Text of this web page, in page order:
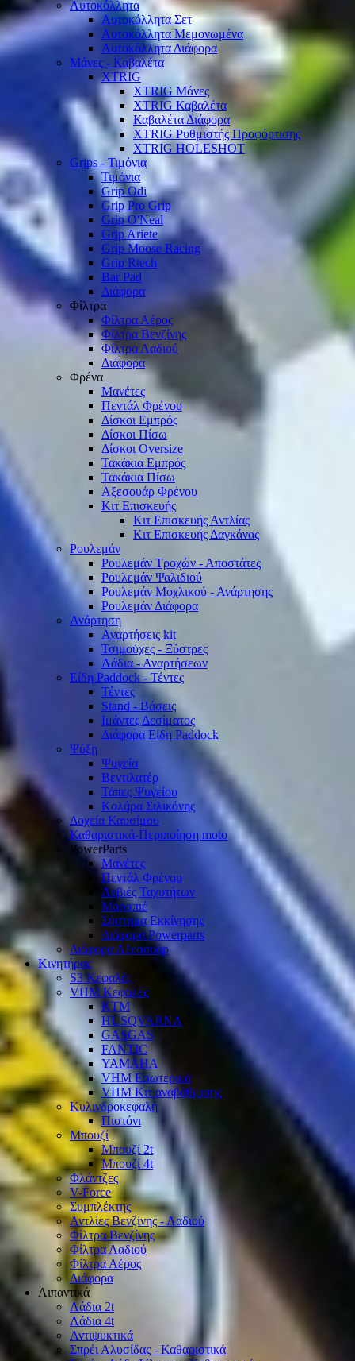
Αυτοκόλλητα
Αυτοκόλλητα Σετ
Αυτοκόλλητα Μεμονωμένα
Αυτοκόλλητα Διάφορα
Μάνες - Καβαλέτα
XTRIG
XTRIG Μάνες
XTRIG Καβαλέτα
Καβαλέτα Διάφορα
XTRIG Ρυθμιστής Προφόρτισης
XTRIG HOLESHOT
Grips - Τιμόνια
Τιμόνια
Grip Odi
Grip Pro Grip
Grip O'Neal
Grip Ariete
Grip Moose Racing
Grip Rtech
Bar Pad
Διάφορα
Φίλτρα
Φίλτρα Αέρος
Φίλτρα Βενζίνης
Φίλτρα Λαδιού
Διάφορα
Φρένα
Μανέτες
Πεντάλ Φρένου
Δίσκοι Εμπρός
Δίσκοι Πίσω
Δίσκοι Oversize
Τακάκια Εμπρός
Τακάκια Πίσω
Αξεσουάρ Φρένου
Κιτ Επισκευής
Κιτ Επισκευής Αντλίας
Κιτ Επισκευής Δαγκάνας
Ρουλεμάν
Ρουλεμάν Τροχών - Αποστάτες
Ρουλεμάν Ψαλιδιού
Ρουλεμάν Μοχλικού - Ανάρτησης
Ρουλεμάν Διάφορα
Ανάρτηση
Αναρτήσεις kit
Τσιμούχες - Ξύστρες
Λάδια - Αναρτήσεων
Είδη Paddock - Τέντες
Τέντες
Stand - Βάσεις
Ιμάντες Δεσίματος
Διάφορα Είδη Paddock
Ψύξη
Ψυγεία
Βεντιλατέρ
Τάπες Ψυγείου
Κολάρα Σιλικόνης
Δοχεία Καυσίμου
Καθαριστικά-Περιποίηση moto
PowerParts
Μανέτες
Πεντάλ Φρένου
Λεβιές Ταχυτήτων
Μαρσπιέ
Σύστημα Εκκίνησης
Διάφορα Powerparts
Διάφορα Αξεσουάρ
Κινητήρας
S3 Κεφαλές
VHM Κεφαλές
KTM
HUSQVARNA
GASGAS
FANTIC
YAMAHA
VHM Εσωτερικά
VHM Κιτ αναβάθμισης
Κυλινδροκεφαλή
Πιστόνι
Μπουζί
Μπουζί 2t
Μπουζί 4t
Φλάντζες
V-Force
Συμπλέκτης
Αντλίες Βενζίνης - Λαδιού
Φίλτρα Βενζίνης
Φίλτρα Λαδιού
Φίλτρα Αέρος
Διάφορα
Λιπαντικά
Λάδια 2t
Λάδια 4t
Αντιψυκτικά
Σπρέι Αλυσίδας - Καθαριστικά